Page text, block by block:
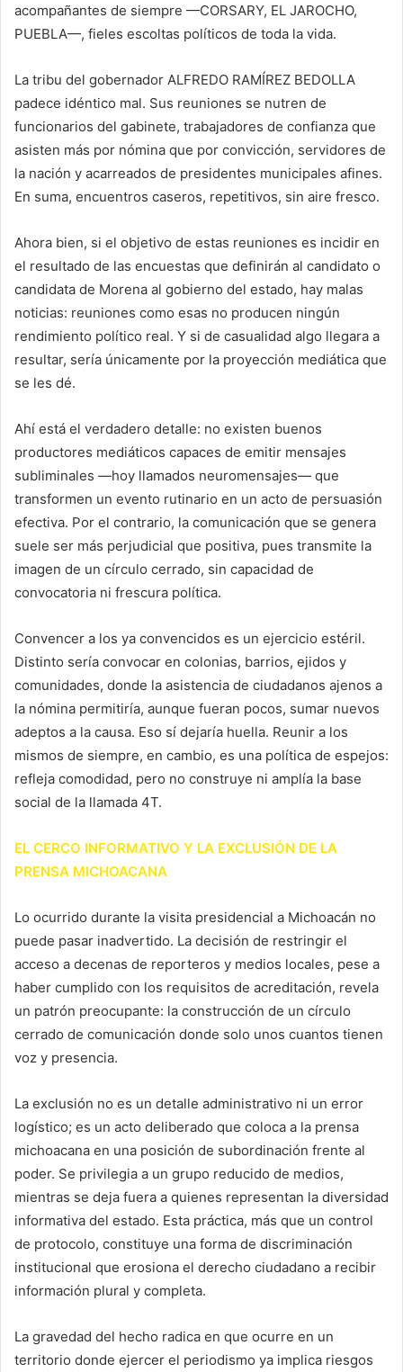
acompañantes de siempre —CORSARY, EL JAROCHO,
PUEBLA—, fieles escoltas políticos de toda la vida.
La tribu del gobernador ALFREDO RAMÍREZ BEDOLLA
padece idéntico mal. Sus reuniones se nutren de
funcionarios del gabinete, trabajadores de confianza que
asisten más por nómina que por convicción, servidores de
la nación y acarreados de presidentes municipales afines.
En suma, encuentros caseros, repetitivos, sin aire fresco.
Ahora bien, si el objetivo de estas reuniones es incidir en
el resultado de las encuestas que definirán al candidato o
candidata de Morena al gobierno del estado, hay malas
noticias: reuniones como esas no producen ningún
rendimiento político real. Y si de casualidad algo llegara a
resultar, sería únicamente por la proyección mediática que
se les dé.
Ahí está el verdadero detalle: no existen buenos
productores mediáticos capaces de emitir mensajes
subliminales —hoy llamados neuromensajes— que
transformen un evento rutinario en un acto de persuasión
efectiva. Por el contrario, la comunicación que se genera
suele ser más perjudicial que positiva, pues transmite la
imagen de un círculo cerrado, sin capacidad de
convocatoria ni frescura política.
Convencer a los ya convencidos es un ejercicio estéril.
Distinto sería convocar en colonias, barrios, ejidos y
comunidades, donde la asistencia de ciudadanos ajenos a
la nómina permitiría, aunque fueran pocos, sumar nuevos
adeptos a la causa. Eso sí dejaría huella. Reunir a los
mismos de siempre, en cambio, es una política de espejos:
refleja comodidad, pero no construye ni amplía la base
social de la llamada 4T.
EL CERCO INFORMATIVO Y LA EXCLUSIÓN DE LA
PRENSA MICHOACANA
Lo ocurrido durante la visita presidencial a Michoacán no
puede pasar inadvertido. La decisión de restringir el
acceso a decenas de reporteros y medios locales, pese a
haber cumplido con los requisitos de acreditación, revela
un patrón preocupante: la construcción de un círculo
cerrado de comunicación donde solo unos cuantos tienen
voz y presencia.
La exclusión no es un detalle administrativo ni un error
logístico; es un acto deliberado que coloca a la prensa
michoacana en una posición de subordinación frente al
poder. Se privilegia a un grupo reducido de medios,
mientras se deja fuera a quienes representan la diversidad
informativa del estado. Esta práctica, más que un control
de protocolo, constituye una forma de discriminación
institucional que erosiona el derecho ciudadano a recibir
información plural y completa.
La gravedad del hecho radica en que ocurre en un
territorio donde ejercer el periodismo ya implica riesgos